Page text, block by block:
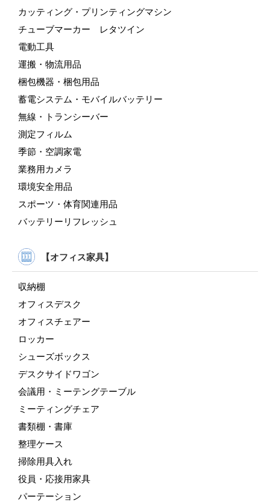
カッティング・プリンティングマシン
チューブマーカー レタツイン
電動工具
運搬・物流用品
梱包機器・梱包用品
蓄電システム・モバイルバッテリー
無線・トランシーバー
測定フィルム
季節・空調家電
業務用カメラ
環境安全用品
スポーツ・体育関連用品
バッテリーリフレッシュ
【オフィス家具】
収納棚
オフィスデスク
オフィスチェアー
ロッカー
シューズボックス
デスクサイドワゴン
会議用・ミーテングテーブル
ミーティングチェア
書類棚・書庫
整理ケース
掃除用具入れ
役員・応接用家具
パーテーション